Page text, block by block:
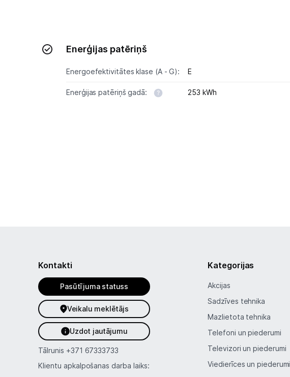
Enerģijas patēriņš
Energoefektivitātes klase (A - G): E
Enerģijas patēriņš gadā: 253 kWh
Kontakti
Pasūtījuma statuss
Veikalu meklētājs
Uzdot jautājumu
Tālrunis +371 67333733
Klientu apkalpošanas darba laiks:
Kategorijas
Akcijas
Sadzīves tehnika
Mazlietota tehnika
Telefoni un piederumi
Televizori un piederumi
Viedierīces un piederumi